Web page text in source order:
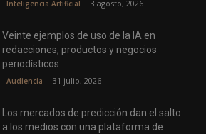
Inteligencia Artificial 3 agosto, 2026
Veinte ejemplos de uso de la IA en
redacciones, productos y negocios
periodísticos
Audiencia 31 julio, 2026
Los mercados de predicción dan el salto
a los medios con una plataforma de